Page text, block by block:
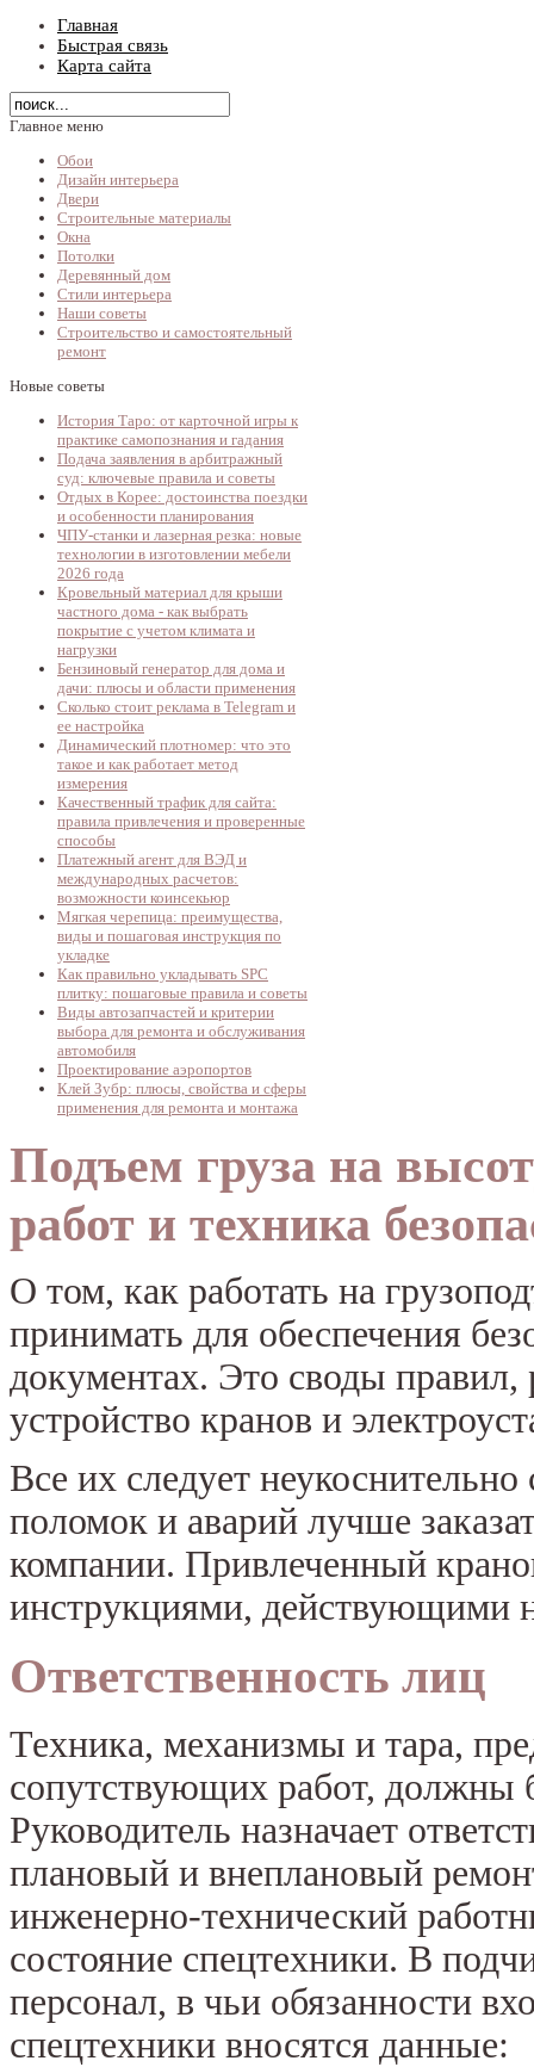
Главная
Быстрая связь
Карта сайта
Главное меню
Обои
Дизайн интерьера
Двери
Строительные материалы
Окна
Потолки
Деревянный дом
Стили интерьера
Наши советы
Строительство и самостоятельный
ремонт
Новые советы
История Таро: от карточной игры к
практике самопознания и гадания
Подача заявления в арбитражный
суд: ключевые правила и советы
Отдых в Корее: достоинства поездки
и особенности планирования
ЧПУ-станки и лазерная резка: новые
технологии в изготовлении мебели
2026 года
Кровельный материал для крыши
частного дома - как выбрать
покрытие с учетом климата и
нагрузки
Бензиновый генератор для дома и
дачи: плюсы и области применения
Сколько стоит реклама в Telegram и
ее настройка
Динамический плотномер: что это
такое и как работает метод
измерения
Качественный трафик для сайта:
правила привлечения и проверенные
способы
Платежный агент для ВЭД и
международных расчетов:
возможности коинсекьюр
Мягкая черепица: преимущества,
виды и пошаговая инструкция по
укладке
Как правильно укладывать SPC
плитку: пошаговые правила и советы
Виды автозапчастей и критерии
выбора для ремонта и обслуживания
автомобиля
Проектирование аэропортов
Клей Зубр: плюсы, свойства и сферы
применения для ремонта и монтажа
Подъем груза на
работ и техника
О том, как работать на
принимать для обеспечения
документах. Это своды
устройство кранов и
Все их следует
поломок и аварий лучше
компании. Привлеченный
инструкциями, действующими
Ответственность лиц
Техника, механизмы и тара,
сопутствующих работ, должны
Руководитель назначает
плановый и внеплановый
инженерно-технический
состояние спецтехники. В
персонал, в чьи обязанности
спецтехники вносятся данные: